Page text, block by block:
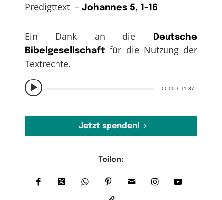
00:00 11:37
Predigttext – Johannes 5, 1-16
Ein Dank an die
Deutsche
Bibelgesellschaft für die Nutzung der
Textrechte.
Jetzt spenden!
Teilen: